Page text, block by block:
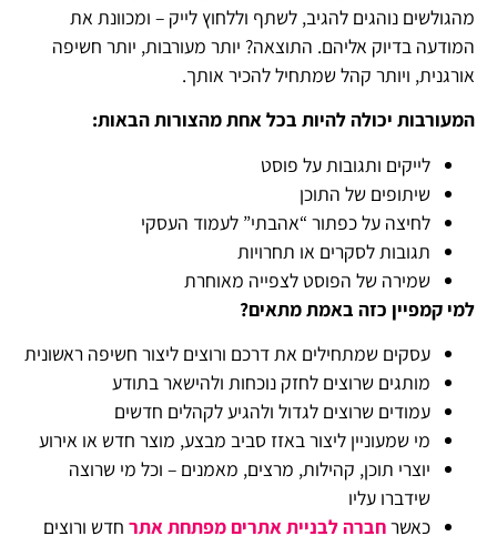
מהגולשים נוהגים להגיב, לשתף וללחוץ לייק – ומכוונת את
המודעה בדיוק אליהם. התוצאה? יותר מעורבות, יותר חשיפה
אורגנית, ויותר קהל שמתחיל להכיר אותך.
המעורבות יכולה להיות בכל אחת מהצורות הבאות:
לייקים ותגובות על פוסט
שיתופים של התוכן
לחיצה על כפתור “אהבתי” לעמוד העסקי
תגובות לסקרים או תחרויות
שמירה של הפוסט לצפייה מאוחרת
למי קמפיין כזה באמת מתאים?
עסקים שמתחילים את דרכם ורוצים ליצור חשיפה ראשונית
מותגים שרוצים לחזק נוכחות ולהישאר בתודע
עמודים שרוצים לגדול ולהגיע לקהלים חדשים
מי שמעוניין ליצור באזז סביב מבצע, מוצר חדש או אירוע
יוצרי תוכן, קהילות, מרצים, מאמנים – וכל מי שרוצה
שידברו עליו
כאשרחברה לבניית אתרים מפתחת אתר חדש ורוצים